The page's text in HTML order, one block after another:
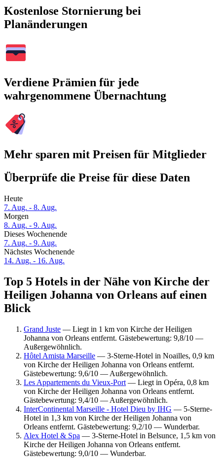
Kostenlose Stornierung bei
Planänderungen
Verdiene Prämien für jede
wahrgenommene Übernachtung
Mehr sparen mit Preisen für Mitglieder
Überprüfe die Preise für diese Daten
Heute
7. Aug. - 8. Aug.
Morgen
8. Aug. - 9. Aug.
Dieses Wochenende
7. Aug. - 9. Aug.
Nächstes Wochenende
14. Aug. - 16. Aug.
Top 5 Hotels in der Nähe von Kirche der
Heiligen Johanna von Orleans auf einen
Blick
Grand Juste — Liegt in 1 km von Kirche der Heiligen
Johanna von Orleans entfernt. Gästebewertung: 9,8/10 —
Außergewöhnlich.
Hôtel Amista Marseille — 3-Sterne-Hotel in Noailles, 0,9 km
von Kirche der Heiligen Johanna von Orleans entfernt.
Gästebewertung: 9,6/10 — Außergewöhnlich.
Les Appartements du Vieux-Port — Liegt in Opéra, 0,8 km
von Kirche der Heiligen Johanna von Orleans entfernt.
Gästebewertung: 9,4/10 — Außergewöhnlich.
InterContinental Marseille - Hotel Dieu by IHG — 5-Sterne-
Hotel in 1,3 km von Kirche der Heiligen Johanna von
Orleans entfernt. Gästebewertung: 9,2/10 — Wunderbar.
Alex Hotel & Spa — 3-Sterne-Hotel in Belsunce, 1,5 km von
Kirche der Heiligen Johanna von Orleans entfernt.
Gästebewertung: 9,0/10 — Wunderbar.